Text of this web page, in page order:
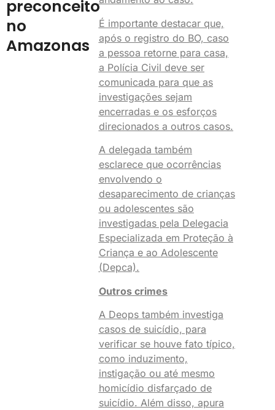
preconceito
no
Amazonas
É importante destacar que,
após o registro do BO, caso
a pessoa retorne para casa,
a Polícia Civil deve ser
comunicada para que as
investigações sejam
encerradas e os esforços
direcionados a outros casos.
A delegada também
esclarece que ocorrências
envolvendo o
desaparecimento de crianças
ou adolescentes são
investigadas pela Delegacia
Especializada em Proteção à
Criança e ao Adolescente
(Depca).
Outros crimes
A Deops também investiga
casos de suicídio, para
verificar se houve fato típico,
como induzimento,
instigação ou até mesmo
homicídio disfarçado de
suicídio. Além disso, apura